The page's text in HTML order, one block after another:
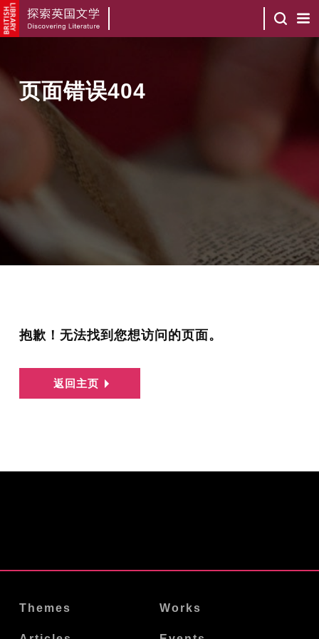
页面错误404
抱歉！无法找到您想访问的页面。
返回主页
Themes Works